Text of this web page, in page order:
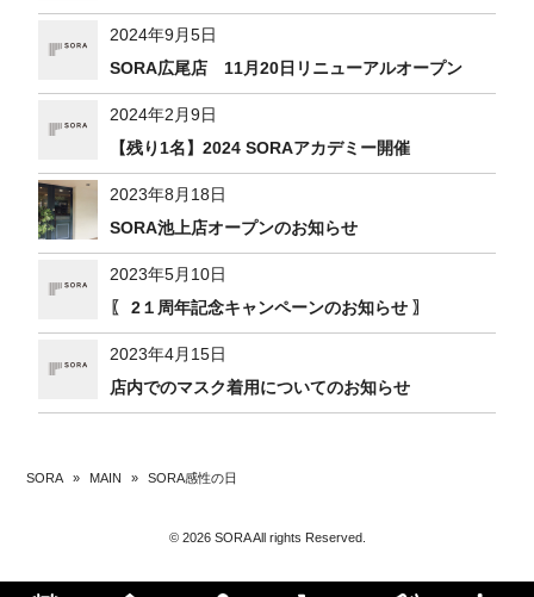
2024年9月5日
SORA広尾店 11月20日リニューアルオープン
2024年2月9日
【残り1名】2024 SORAアカデミー開催
2023年8月18日
SORA池上店オープンのお知らせ
2023年5月10日
〖 2１周年記念キャンペーンのお知らせ 〗
2023年4月15日
店内でのマスク着用についてのお知らせ
SORA » MAIN » SORA感性の日
© 2026 SORA All rights Reserved.